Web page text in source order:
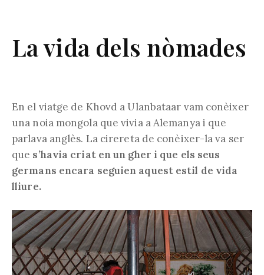
La vida dels nòmades
En el viatge de Khovd a Ulanbataar vam conèixer
una noia mongola que vivia a Alemanya i que
parlava anglès. La cirereta de conèixer-la va ser
que s’havia criat en un gher i que els seus
germans encara seguien aquest estil de vida
lliure.